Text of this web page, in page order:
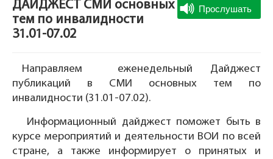
ДАЙДЖЕСТ СМИ основных
тем по инвалидности
31.01-07.02
Направляем еженедельный Дайджест
публикаций в СМИ основных тем по
инвалидности (31.01-07.02).
Информационный дайджест поможет быть в
курсе мероприятий и деятельности ВОИ по всей
стране, а также информирует о принятых и